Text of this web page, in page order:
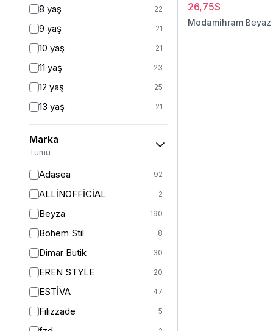
Kargo
8 yaş 22
9 yaş 21
10 yaş 21
11 yaş 23
12 yaş 25
13 yaş 21
14 yaş 24
2 (44-46-48) 6
Marka
Tümü
Adasea 92
ALLİNOFFİCİAL 2
Beyza 190
Bohem Stil 8
Dimar Butik 30
EREN STYLE 20
ESTİVA 47
Filizzade 5
26,75$
Modamihram